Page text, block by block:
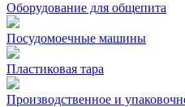
Оборудование для общепита
Посудомоечные машины
Пластиковая тара
Производственное и